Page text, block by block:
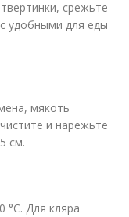
срежьте
удобными для еды
мякоть
и нарежьте
см.
°С. Для кляра